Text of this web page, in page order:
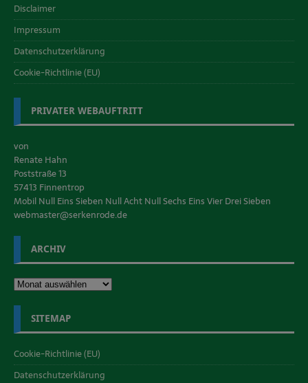
Disclaimer
Impressum
Datenschutzerklärung
Cookie-Richtlinie (EU)
PRIVATER WEBAUFTRITT
von
Renate Hahn
Poststraße 13
57413 Finnentrop
Mobil Null Eins Sieben Null Acht Null Sechs Eins Vier Drei Sieben
webmaster@serkenrode.de
ARCHIV
SITEMAP
Cookie-Richtlinie (EU)
Datenschutzerklärung